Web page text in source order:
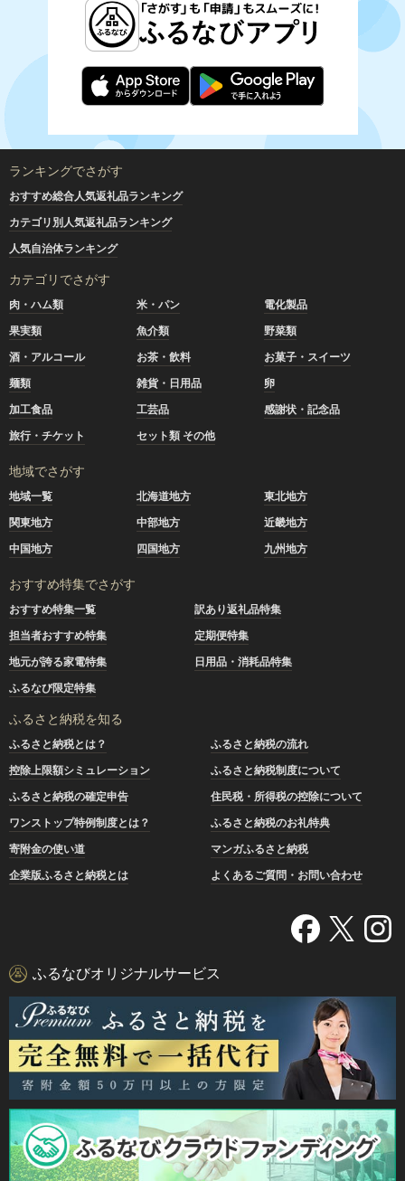
ランキングでさがす
おすすめ総合人気返礼品ランキング
カテゴリ別人気返礼品ランキング
人気自治体ランキング
カテゴリでさがす
肉・ハム類 米・パン
電化製品
果実類
魚介類
野菜類
酒・アルコール
お茶・飲料
お菓子・スイーツ
麺類
雑貨・日用品
卵
加工食品
工芸品
感謝状・記念品
旅行・チケット
セット類 その他
地域でさがす
地域一覧 北海道地方
東北地方
関東地方
中部地方
近畿地方
中国地方
四国地方 九州地方
おすすめ特集でさがす
おすすめ特集一覧
訳あり返礼品特集
担当者おすすめ特集
定期便特集
地元が誇る家電特集
日用品・消耗品特集
ふるなび限定特集
ふるさと納税を知る
ふるさと納税とは？
ふるさと納税の流れ
控除上限額シミュレーション
ふるさと納税制度について
ふるさと納税の確定申告
住民税・所得税の控除について
ワンストップ特例制度とは？
ふるさと納税のお礼特典
寄附金の使い道
マンガふるさと納税
企業版ふるさと納税とは
よくあるご質問・お問い合わせ
ふるなびオリジナルサービス